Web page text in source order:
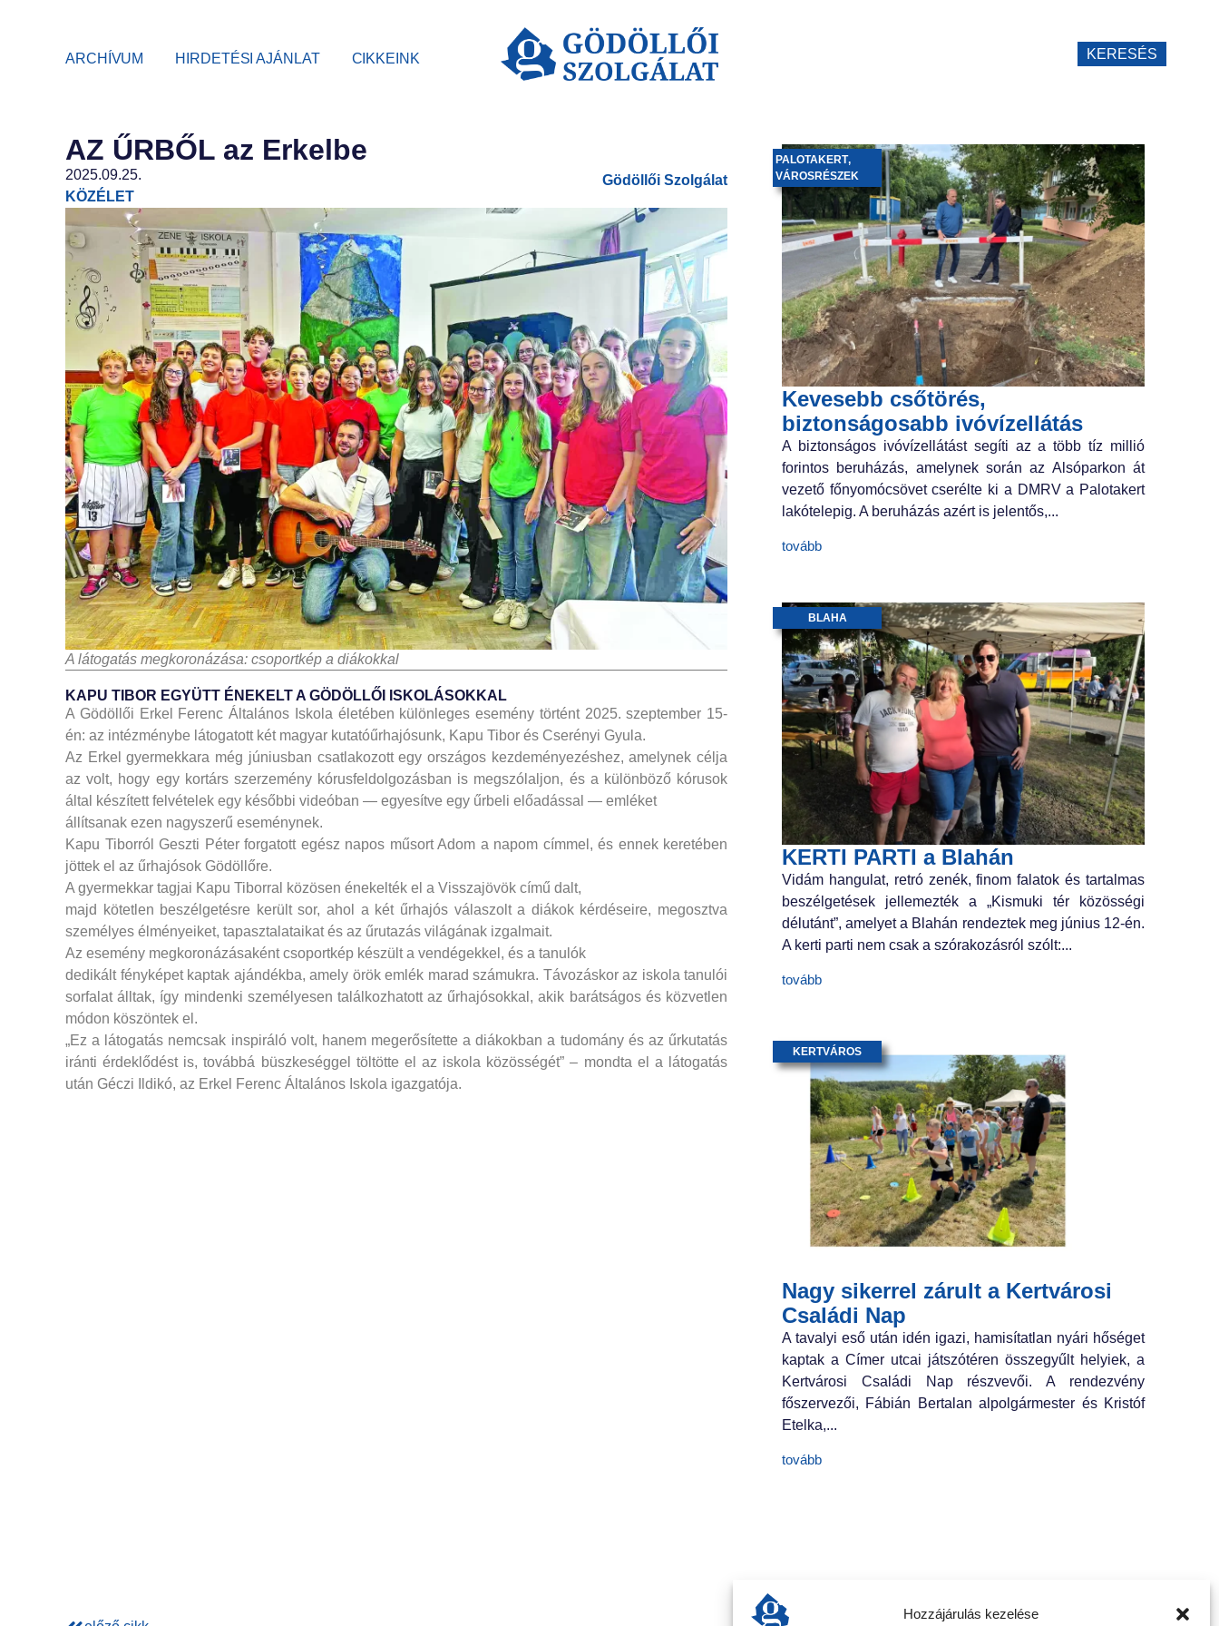
Hozzájárulás kezelése
ARCHÍVUM HIRDETÉSI AJÁNLAT CIKKEINK KERESÉS
AZ ŰRBŐL az Erkelbe
2025.09.25.
KÖZÉLET
Gödöllői Szolgálat
A látogatás megkoronázása: csoportkép a diákokkal
KAPU TIBOR EGYÜTT ÉNEKELT A GÖDÖLLŐI ISKOLÁSOKKAL
A Gödöllői Erkel Ferenc Általános Iskola életében különleges esemény történt 2025. szeptember 15-
én: az intézménybe látogatott két magyar kutatóűrhajósunk, Kapu Tibor és Cserényi Gyula.
Az Erkel gyermekkara még júniusban csatlakozott egy országos kezdeményezéshez, amelynek célja
az volt, hogy egy kortárs szerzemény kórusfeldolgozásban is megszólaljon, és a különböző kórusok
által készített felvételek egy későbbi videóban — egyesítve egy űrbeli előadással — emléket
állítsanak ezen nagyszerű eseménynek.
Kapu Tiborról Geszti Péter forgatott egész napos műsort Adom a napom címmel, és ennek keretében
jöttek el az űrhajósok Gödöllőre.
A gyermekkar tagjai Kapu Tiborral közösen énekelték el a Visszajövök című dalt,
majd kötetlen beszélgetésre került sor, ahol a két űrhajós válaszolt a diákok kérdéseire, megosztva
személyes élményeiket, tapasztalataikat és az űrutazás világának izgalmait.
Az esemény megkoronázásaként csoportkép készült a vendégekkel, és a tanulók
dedikált fényképet kaptak ajándékba, amely örök emlék marad számukra. Távozáskor az iskola tanulói
sorfalat álltak, így mindenki személyesen találkozhatott az űrhajósokkal, akik barátságos és közvetlen
módon köszöntek el.
„Ez a látogatás nemcsak inspiráló volt, hanem megerősítette a diákokban a tudomány és az űrkutatás
iránti érdeklődést is, továbbá büszkeséggel töltötte el az iskola közösségét” – mondta el a látogatás
után Géczi Ildikó, az Erkel Ferenc Általános Iskola igazgatója.
Kevesebb csőtörés,
biztonságosabb ivóvízellátás
PALOTAKERT,
VÁROSRÉSZEK
A biztonságos ivóvízellátást segíti az a több tíz millió
forintos beruházás, amelynek során az Alsóparkon át
vezető főnyomócsövet cserélte ki a DMRV a Palotakert
lakótelepig. A beruházás azért is jelentős,...
tovább
KERTI PARTI a Blahán
BLAHA
Vidám hangulat, retró zenék, finom falatok és tartalmas
beszélgetések jellemezték a „Kismuki tér közösségi
délutánt”, amelyet a Blahán rendeztek meg június 12-én.
A kerti parti nem csak a szórakozásról szólt:...
tovább
Nagy sikerrel zárult a Kertvárosi
Családi Nap
KERTVÁROS
A tavalyi eső után idén igazi, hamisítatlan nyári hőséget
kaptak a Címer utcai játszótéren összegyűlt helyiek, a
Kertvárosi Családi Nap részvevői. A rendezvény
főszervezői, Fábián Bertalan alpolgármester és Kristóf
Etelka,...
tovább